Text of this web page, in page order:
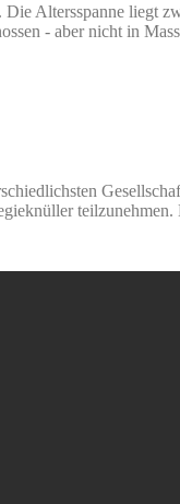
Altersspanne liegt
- aber nicht in